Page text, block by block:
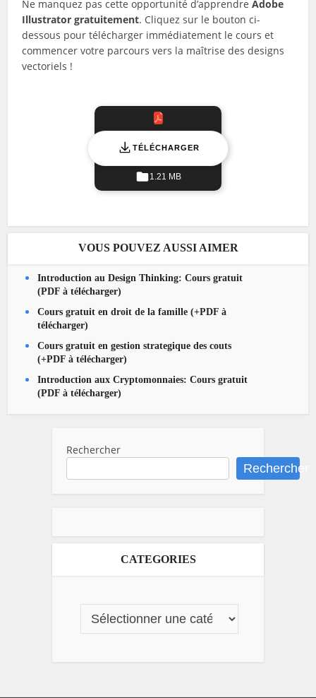
Ne manquez pas cette opportunité d’apprendreAdobe
Illustrator gratuitement. Cliquez sur le bouton ci-
dessous pour télécharger immédiatement le cours et
commencer votre parcours vers la maîtrise des designs
vectoriels !
TÉLÉCHARGER
1.21 MB
VOUS POUVEZ AUSSI AIMER
Introduction au Design Thinking: Cours gratuit
(PDF à télécharger)
Cours gratuit en droit de la famille (+PDF à
télécharger)
Cours gratuit en gestion strategique des couts
(+PDF à télécharger)
Introduction aux Cryptomonnaies: Cours gratuit
(PDF à télécharger)
Rechercher
Rechercher
CATEGORIES